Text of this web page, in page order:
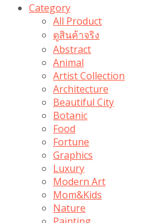
Category
All Product
ดูสินค้าจริง
Abstract
Animal
Artist Collection
Architecture
Beautiful City
Botanic
Food
Fortune
Graphics
Luxury
Modern Art
Mom&Kids
Nature